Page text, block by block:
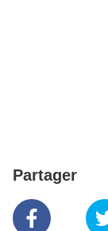
Partager